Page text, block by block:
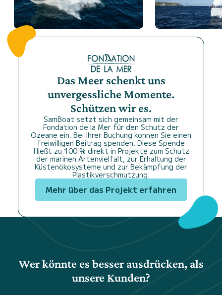
Das Meer schenkt uns
unvergessliche Momente.
Schützen wir es.
SamBoat setzt sich gemeinsam mit der
Fondation de la Mer für den Schutz der
Ozeane ein. Bei Ihrer Buchung können Sie einen
freiwilligen Beitrag spenden. Diese Spende
fließt zu 100 % direkt in Projekte zum Schutz
der marinen Artenvielfalt, zur Erhaltung der
Küstenökosysteme und zur Bekämpfung der
Plastikverschmutzung.
Mehr über das Projekt erfahren
Wer könnte es besser ausdrücken, als
unsere Kunden?